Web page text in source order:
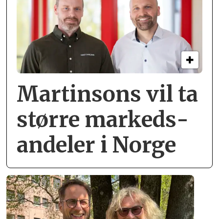
Martinsons vil ta
større markeds­
andeler i Norge